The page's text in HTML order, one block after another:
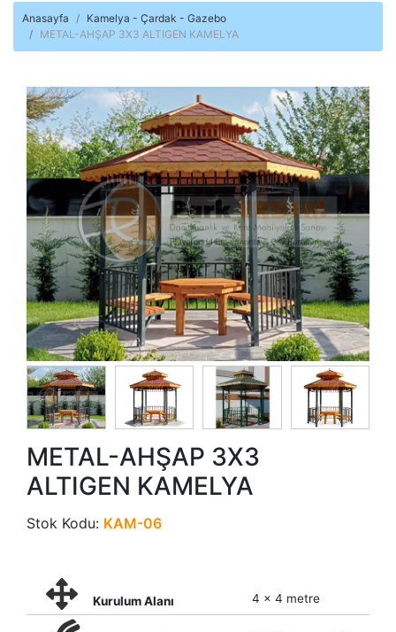
Anasayfa
Kamelya - Çardak - Gazebo
METAL-AHŞAP 3X3 ALTIGEN KAMELYA
METAL-AHŞAP 3X3
ALTIGEN KAMELYA
Stok Kodu: KAM-06
Kurulum Alanı 4 x 4 metre